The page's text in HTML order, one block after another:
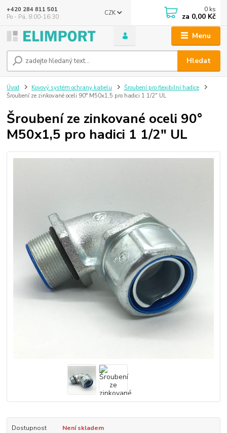
Menu
CZK
Hledat
+420 284 811 501
Po - Pá, 8:00-16:30
0 ks
za 0,00 Kč
Úvod Kovový systém ochrany kabelu
Šroubení pro flexibilní hadice
Šroubení ze zinkované oceli 90° M50x1,5 pro hadici 1 1/2" UL
Šroubení ze zinkované oceli 90°
M50x1,5 pro hadici 1 1/2" UL
Dostupnost Není skladem